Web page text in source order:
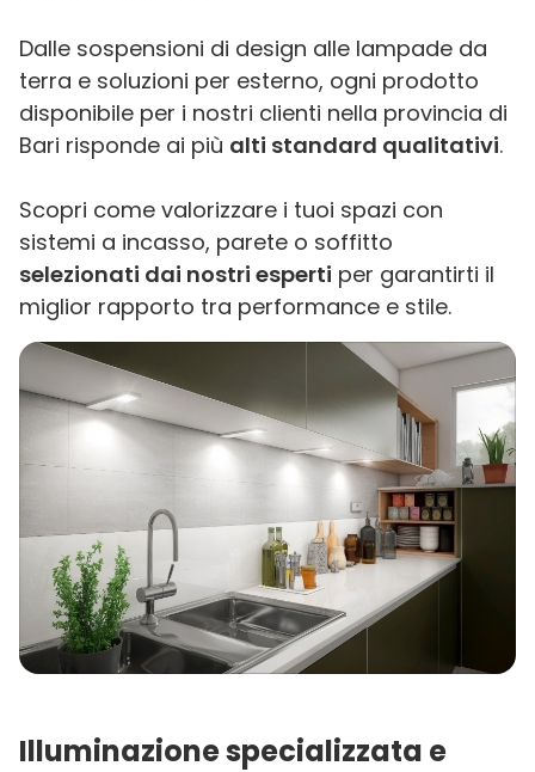
Dalle sospensioni di design alle lampade da
terra e soluzioni per esterno, ogni prodotto
disponibile per i nostri clienti nella provincia di
Bari risponde ai più alti standard qualitativi.
Scopri come valorizzare i tuoi spazi con
sistemi a incasso, parete o soffitto
selezionati dai nostri esperti per garantirti il
miglior rapporto tra performance e stile.
Illuminazione specializzata e